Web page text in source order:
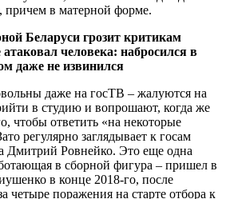
причем в матерной форме.
Беларуси грозит критикам
человека: набросился в
даже не извинился
даже на госТВ – жалуются на
в студию и вопрошают, когда же
чтобы ответить «на некоторые
регулярно заглядывает к госам
Дмитрий Ровнейко. Это еще одна
в сборной фигура – пришел в
в конце 2018-го, после
четыре поражения на старте отбора к